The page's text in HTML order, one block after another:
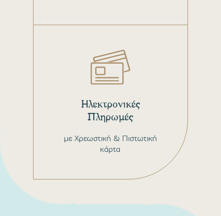
με Χρεωστική & Πιστωτική
κάρτα
Ηλεκτρονικές
Πληρωμές